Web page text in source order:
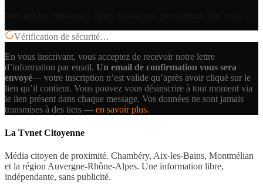
Vérification de sécurité…
En vous inscrivant, vous acceptez de recevoir notre lettre
d’information par email. Un email de confirmation vous sera
envoyé— votre inscription n’est valide qu’après avoir cliqué sur le
lien qu’il contient. Vous pouvez vous désinscrire à tout moment via
le lien présent dans chaque message. Vos données ne sont jamais
transmises à des tiers — en savoir plus.
La Tvnet Citoyenne
Média citoyen de proximité. Chambéry, Aix-les-Bains, Montmélian
et la région Auvergne-Rhône-Alpes. Une information libre,
indépendante, sans publicité.